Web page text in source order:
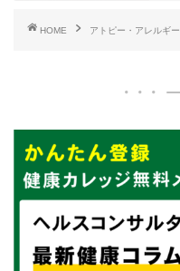
HOME アトピー・アレルギー